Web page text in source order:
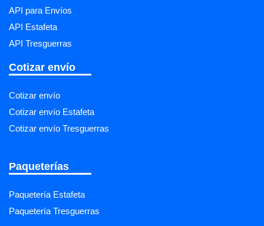
API para Envíos
API Estafeta
API Tresguerras
Cotizar envío
Cotizar envío
Cotizar envío Estafeta
Cotizar envío Tresguerras
Paqueterías
Paquetería Estafeta
Paquetería Tresguerras